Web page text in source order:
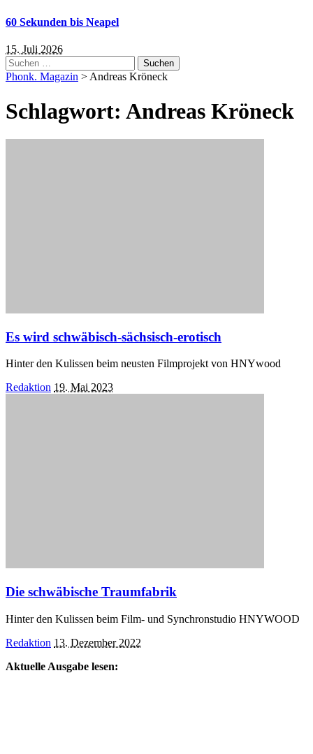
60 Sekunden bis Neapel
15. Juli 2026
Suchen
nach:
Phonk. Magazin > Andreas Kröneck
Schlagwort: Andreas Kröneck
Es wird schwäbisch-sächsisch-erotisch
Hinter den Kulissen beim neusten Filmprojekt von HNYwood
Posted
Redaktion 19. Mai 2023
Die schwäbische Traumfabrik
Hinter den Kulissen beim Film- und Synchronstudio HNYWOOD
Posted
Redaktion 13. Dezember 2022
Aktuelle Ausgabe lesen: